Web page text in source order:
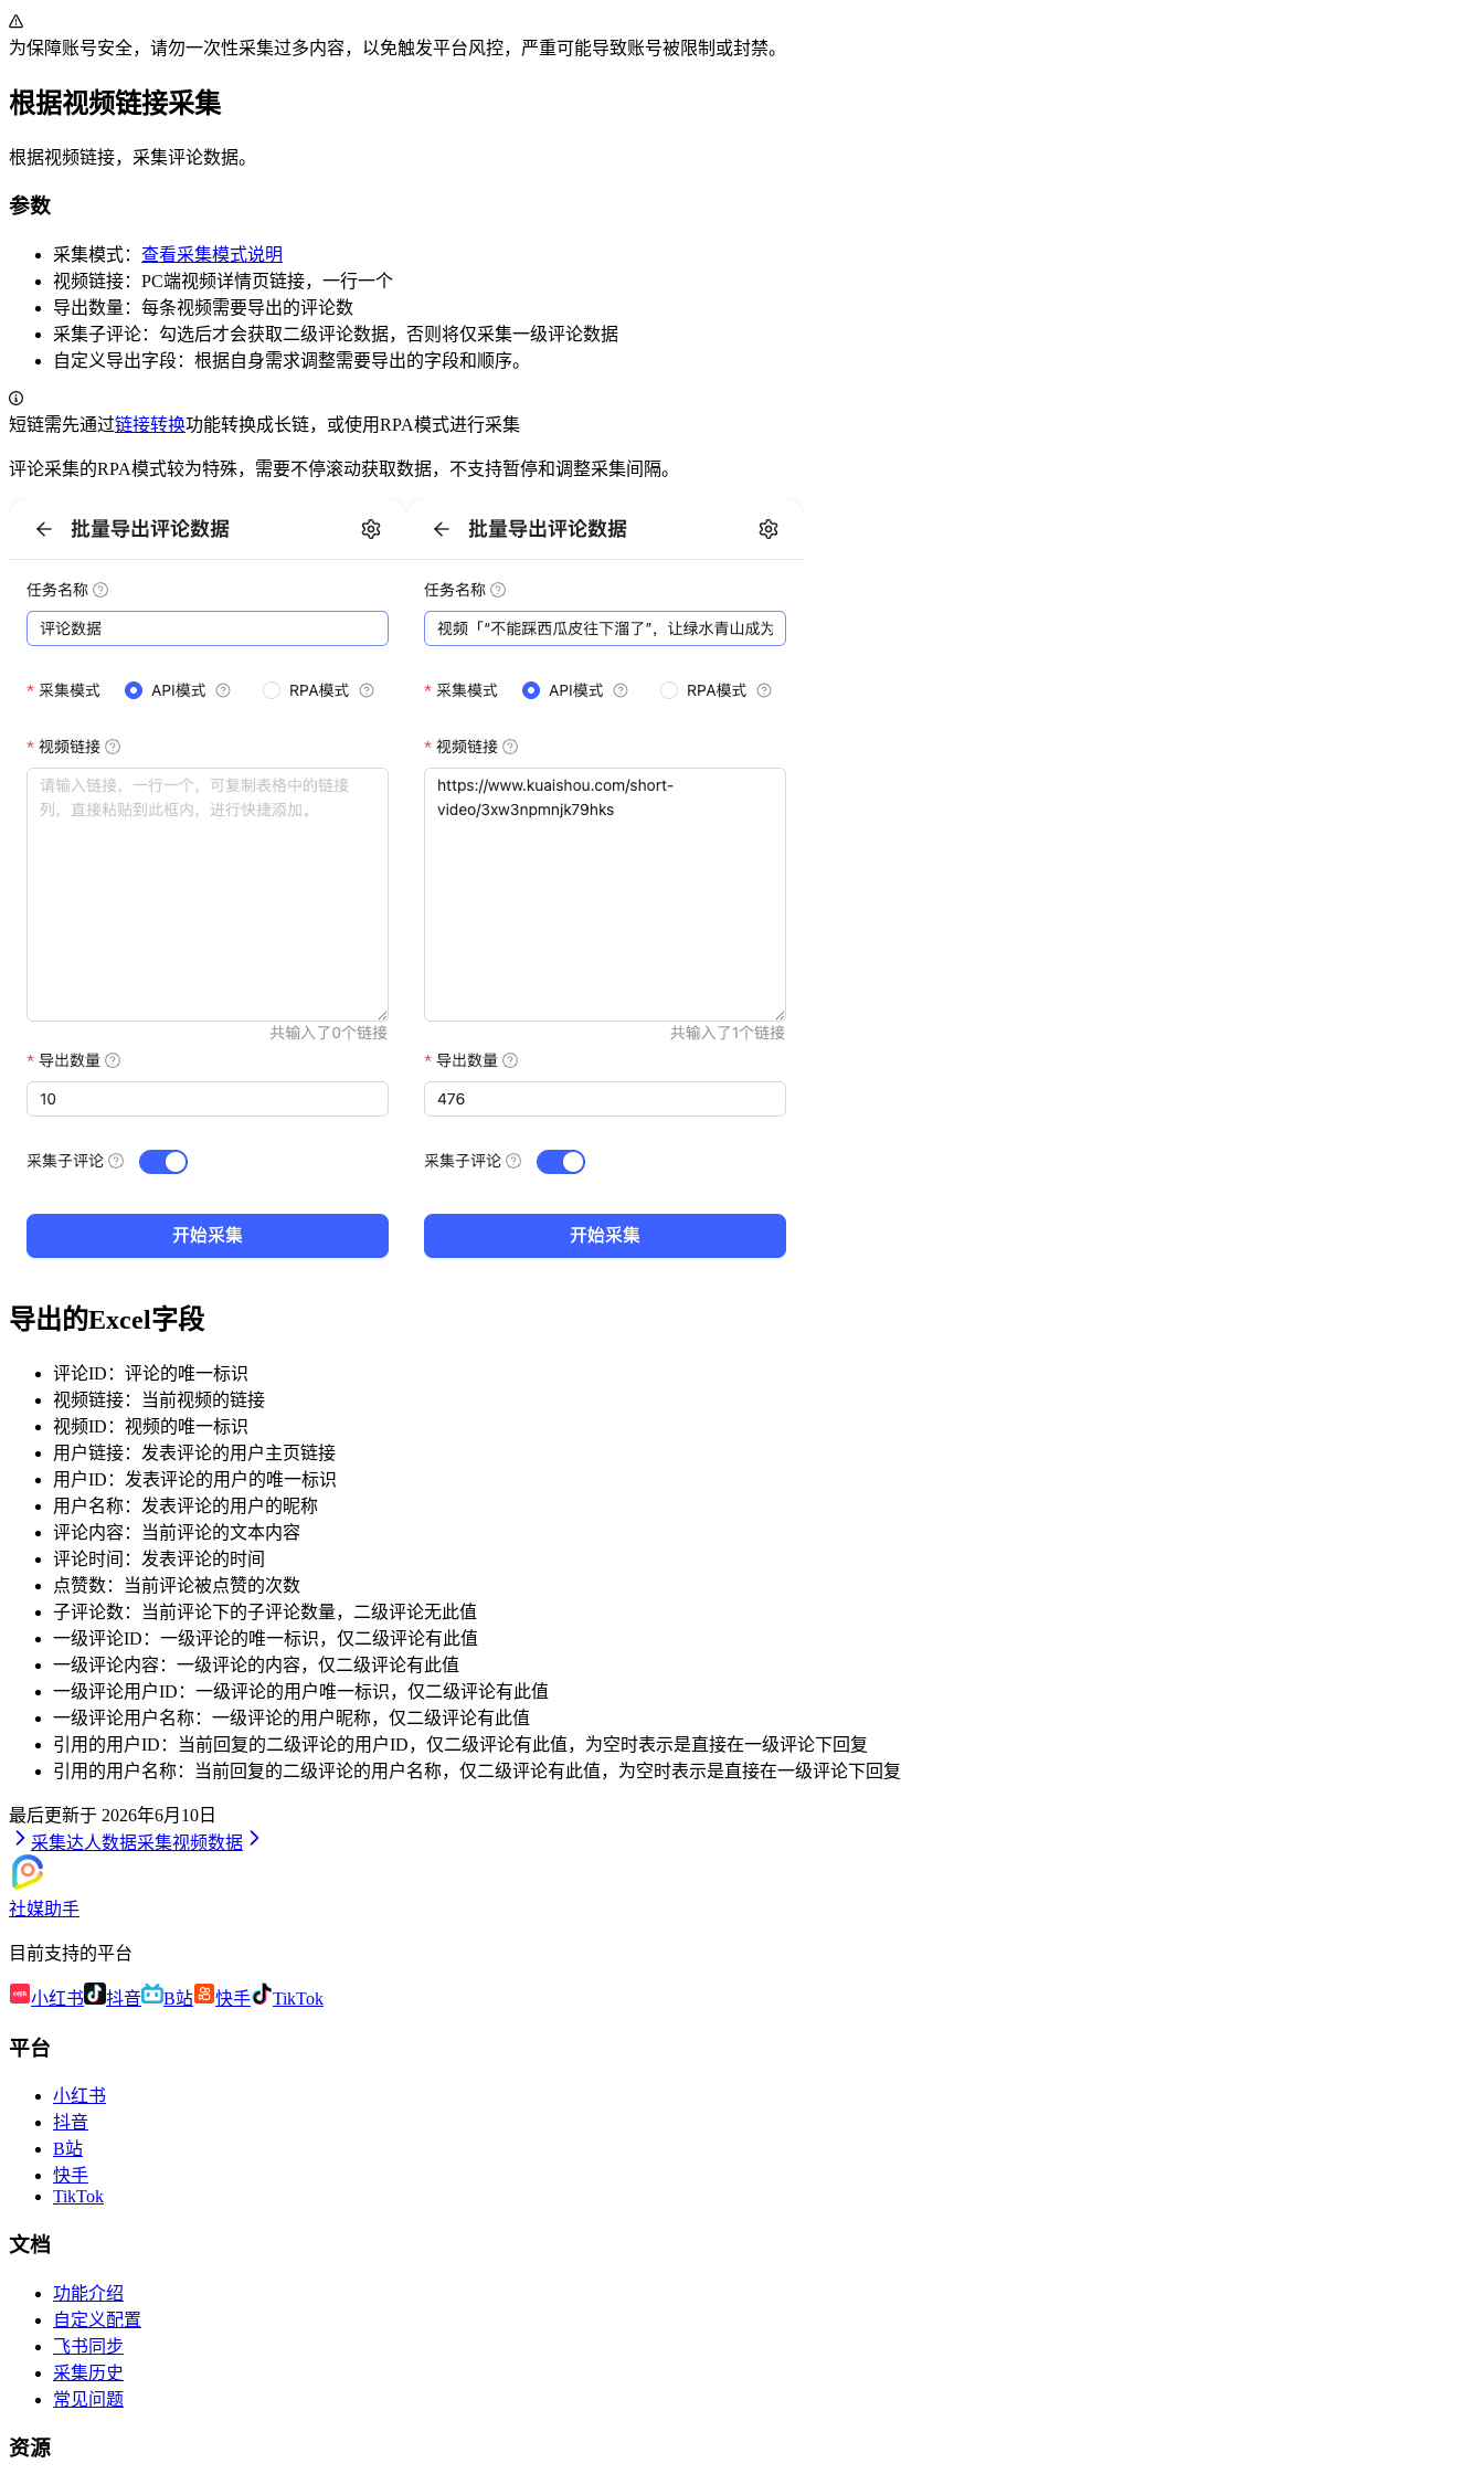
为保障账号安全，请勿一次性采集过多内容，以免触发平台风控，严重可能导致账号被限制或封禁。
根据视频链接采集
根据视频链接，采集评论数据。
参数
采集模式： 查看采集模式说明
视频链接：PC端视频详情页链接，一行一个
导出数量：每条视频需要导出的评论数
采集子评论：勾选后才会获取二级评论数据，否则将仅采集一级评论数据
自定义导出字段：根据自身需求调整需要导出的字段和顺序。
短链需先通过链接转换功能转换成长链，或使用RPA模式进行采集
评论采集的RPA模式较为特殊，需要不停滚动获取数据，不支持暂停和调整采集间隔。
导出的Excel字段
评论ID：评论的唯一标识
视频链接：当前视频的链接
视频ID：视频的唯一标识
用户链接：发表评论的用户主页链接
用户ID：发表评论的用户的唯一标识
用户名称：发表评论的用户的昵称
评论内容：当前评论的文本内容
评论时间：发表评论的时间
点赞数：当前评论被点赞的次数
子评论数：当前评论下的子评论数量，二级评论无此值
一级评论ID：一级评论的唯一标识，仅二级评论有此值
一级评论内容：一级评论的内容，仅二级评论有此值
一级评论用户ID：一级评论的用户唯一标识，仅二级评论有此值
一级评论用户名称：一级评论的用户昵称，仅二级评论有此值
引用的用户ID：当前回复的二级评论的用户ID，仅二级评论有此值，为空时表示是直接在一级评论下回复
引用的用户名称：当前回复的二级评论的用户名称，仅二级评论有此值，为空时表示是直接在一级评论下回复
最后更新于 2026年6月10日
采集达人数据采集视频数据
社媒助手
目前支持的平台
小红书 抖音 B站 快手 TikTok
平台
小红书
抖音
B站
快手
TikTok
文档
功能介绍
自定义配置
飞书同步
采集历史
常见问题
资源